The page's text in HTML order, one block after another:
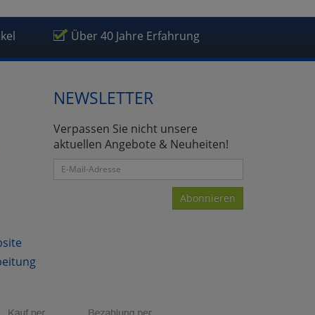
Über 40 Jahre Erfahrung
NEWSLETTER
Verpassen Sie nicht unsere
aktuellen Angebote & Neuheiten!
Abonnieren